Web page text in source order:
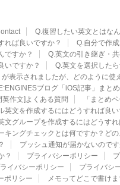
Q.復習したい英文とはな
れば良いですか？
Q.自分で作
ですか？
Q.英文の引き継ぎ・
いですか？
Q.英文を選択した
が表示されましたが、どのように使
ブログ「iOS記事」まと
英作文]よくある質問
「まとめ
英文を作成するにはどうすれば良い
文グループを作成するにはどうすれ
キングチェックとは何ですか？ど
プッシュ通知が届かないので
？
プライバシーポリシー
イバシーポリシー
プライバシ
ポリシー
メモってどこで書けま